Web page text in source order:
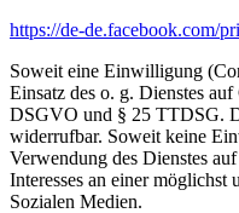
https://de-de.facebook.com/
Soweit eine Einwilligung
Einsatz des o. g. Dienstes
DSGVO und § 25 TTDSG.
widerrufbar. Soweit keine
Verwendung des Dienstes
Interesses an einer möglichst
Sozialen Medien.